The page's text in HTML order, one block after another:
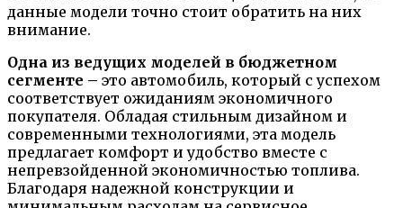
данные модели точно стоит обратить на них
внимание.
Одна из ведущих моделей в бюджетном
сегменте – это автомобиль, который с успехом
соответствует ожиданиям экономичного
покупателя. Обладая стильным дизайном и
современными технологиями, эта модель
предлагает комфорт и удобство вместе с
непревзойденной экономичностью топлива.
Благодаря надежной конструкции и